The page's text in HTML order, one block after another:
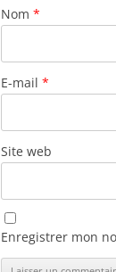
Nom *
E-mail *
Site web
Enregistrer mon